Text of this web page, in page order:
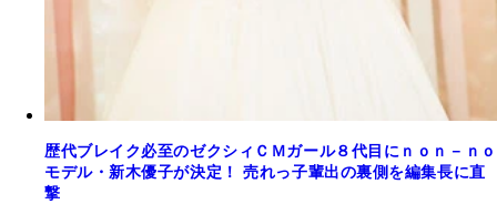
歴代ブレイク必至のゼクシィＣＭガール８代目にｎｏｎ－ｎｏ
モデル・新木優子が決定！ 売れっ子輩出の裏側を編集長に直
撃